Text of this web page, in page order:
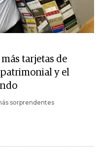
tarjetas de
y el
sorprendentes